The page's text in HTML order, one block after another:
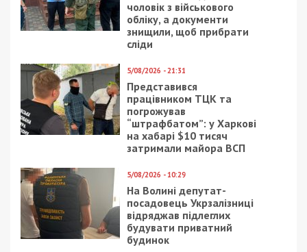
чоловік з військового
обліку, а документи
знищили, щоб прибрати
сліди
5/08/2026 - 21:31
Представився
працівником ТЦК та
погрожував
“штрафбатом”: у Харкові
на хабарі $10 тисяч
затримали майора ВСП
5/08/2026 - 10:29
На Волині депутат-
посадовець Укрзалізниці
відряджав підлеглих
будувати приватний
будинок